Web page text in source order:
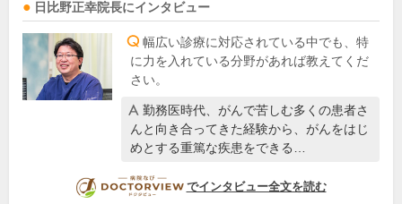
日比野正幸院長にインタビュー
幅広い診療に対応されている中でも、特
に力を入れている分野があれば教えてくだ
さい。
勤務医時代、がんで苦しむ多くの患者さ
んと向き合ってきた経験から、がんをはじ
めとする重篤な疾患をできる…
DOCTORVIEW
でインタビュー全文を読む